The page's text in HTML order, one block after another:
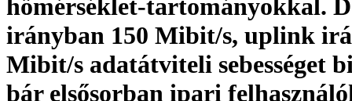
hőmérséklet-tartományokkal.
irányban 150 Mibit/s, uplink
Mibit/s adatátviteli sebességet
bár elsősorban ipari